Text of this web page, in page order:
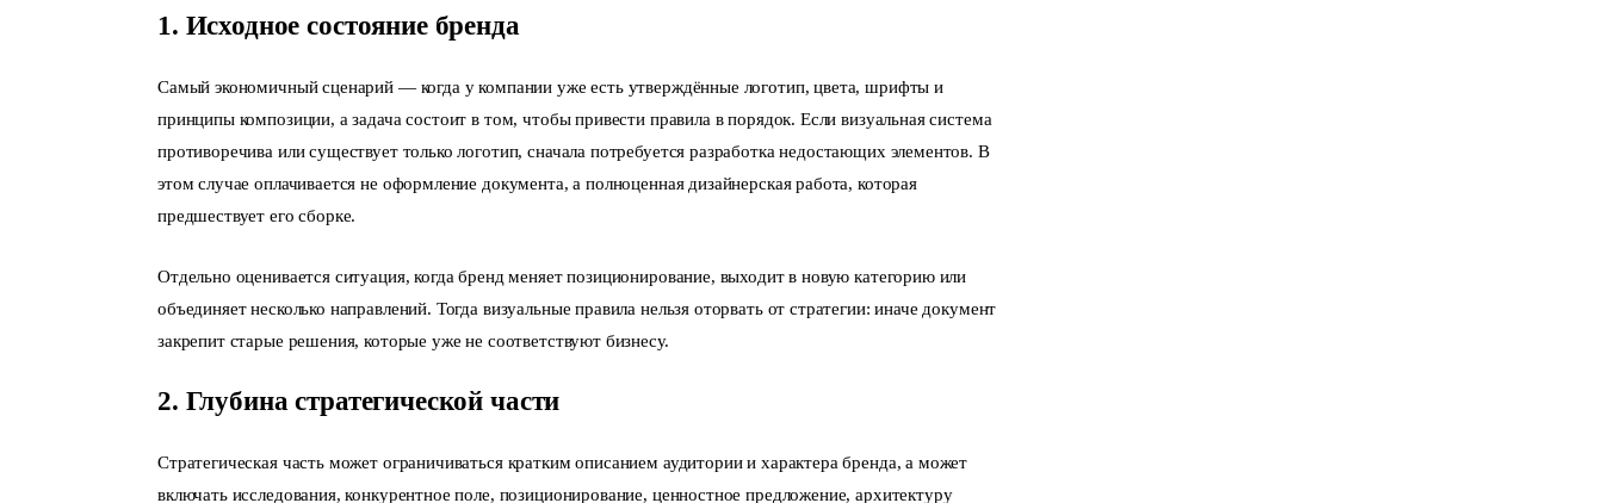
1. Исходное состояние бренда
Самый экономичный сценарий — когда у компании уже есть утверждённые логотип, цвета, шрифты и
принципы композиции, а задача состоит в том, чтобы привести правила в порядок. Если визуальная система
противоречива или существует только логотип, сначала потребуется разработка недостающих элементов. В
этом случае оплачивается не оформление документа, а полноценная дизайнерская работа, которая
предшествует его сборке.
Отдельно оценивается ситуация, когда бренд меняет позиционирование, выходит в новую категорию или
объединяет несколько направлений. Тогда визуальные правила нельзя оторвать от стратегии: иначе документ
закрепит старые решения, которые уже не соответствуют бизнесу.
2. Глубина стратегической части
Стратегическая часть может ограничиваться кратким описанием аудитории и характера бренда, а может
включать исследования, конкурентное поле, позиционирование, ценностное предложение, архитектуру